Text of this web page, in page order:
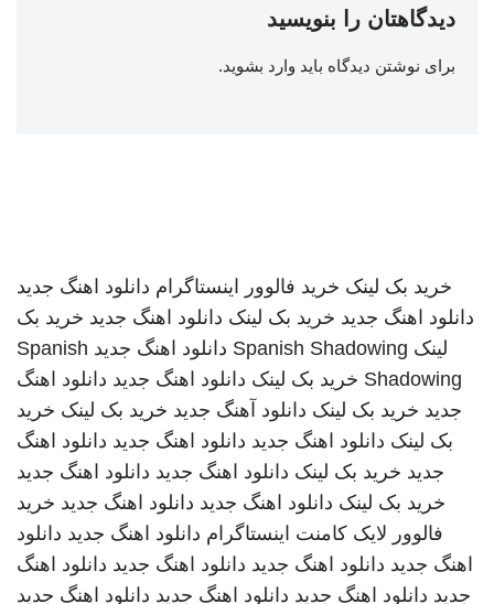
دیدگاهتان را بنویسید
برای نوشتن دیدگاه باید وارد بشوید.
خرید بک لینک خرید فالوور اینستاگرام دانلود اهنگ جدید
دانلود اهنگ جدید خرید بک لینک دانلود اهنگ جدید خرید بک
لینک Spanish Shadowing دانلود اهنگ جدید Spanish
Shadowing خرید بک لینک دانلود اهنگ جدید دانلود اهنگ
جدید خرید بک لینک دانلود آهنگ جدید خرید بک لینک خرید
بک لینک دانلود اهنگ جدید دانلود اهنگ جدید دانلود اهنگ
جدید خرید بک لینک دانلود اهنگ جدید دانلود اهنگ جدید
خرید بک لینک دانلود اهنگ جدید دانلود اهنگ جدید خرید
فالوور لایک کامنت اینستاگرام دانلود اهنگ جدید دانلود
اهنگ جدید دانلود اهنگ جدید دانلود اهنگ جدید دانلود اهنگ
جدید دانلود اهنگ جدید دانلود اهنگ جدید دانلود اهنگ جدید